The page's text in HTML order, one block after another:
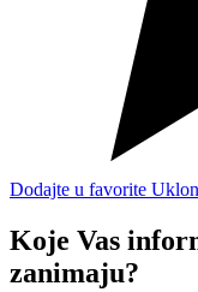
Dodajte u favorite
Koje Vas
zanimaju?